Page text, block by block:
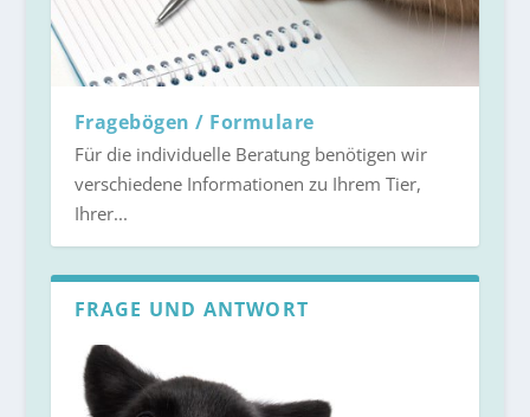
Fragebögen / Formulare
Für die individuelle Beratung benötigen wir
verschiedene Informationen zu Ihrem Tier,
Ihrer...
FRAGE UND ANTWORT